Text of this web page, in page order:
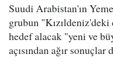
Suudi Arabistan'ın
grubun
hedef alacak "yeni ve
açısından ağır